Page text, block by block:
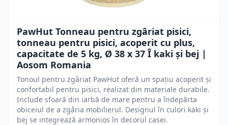
PawHut Tonneau pentru zgâriat pisici,
tonneau pentru pisici, acoperit cu plus,
capacitate de 5 kg, Ø 38 x 37 Î kaki și bej |
Aosom Romania
Tonoul pentru zgâriat PawHut oferă un spațiu acoperit și
confortabil pentru pisici, realizat din materiale durabile.
Include sfoară din iarbă de mare pentru a îndepărta
obiceiul de a zgâria mobilierul. Designul în culori kaki și
bej se integrează armonios în decorul casei.